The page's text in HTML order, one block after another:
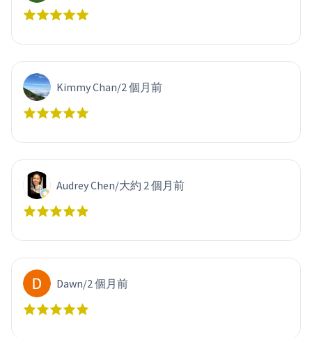
Kimmy Chan/2 個月前
Audrey Chen/大約 2 個月前
Dawn/2 個月前